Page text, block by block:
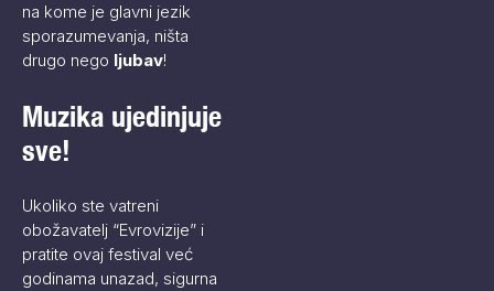
na kome je glavni jezik
sporazumevanja, ništa
drugo nego ljubav!
Muzika ujedinjuje
sve!
Ukoliko ste vatreni
obožavatelj “Evrovizije” i
pratite ovaj festival već
godinama unazad, sigurna